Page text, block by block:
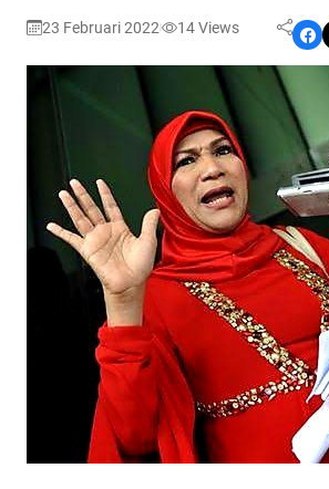
23 Februari 2022 14Views Share on Facebook